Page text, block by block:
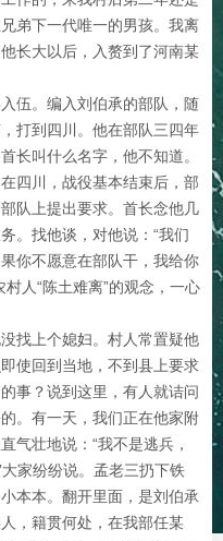
弟下一代唯一的男孩。我离
长大以后，入赘到了河南某
伍。编入刘伯承的部队，随
打到四川。他在部队三四年
长叫什么名字，他不知道。
四川，战役基本结束后，部
队上提出要求。首长念他几
。找他谈，对他说：“我们
你不愿意在部队干，我给你
人“陈土难离”的观念，一心
找上个媳妇。村人常置疑他
使回到当地，不到县上要求
事？说到这里，有人就诘问
。有一天，我们正在他家附
气壮地说：“我不是逃兵，
家纷纷说。孟老三扔下铁
本本。翻开里面，是刘伯承
，籍贯何处，在我部任某